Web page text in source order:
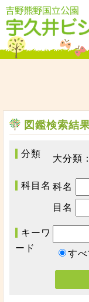
図鑑検索結
分類 大分類 ：
科目名 科名
目名
キーワ
ード
すべ